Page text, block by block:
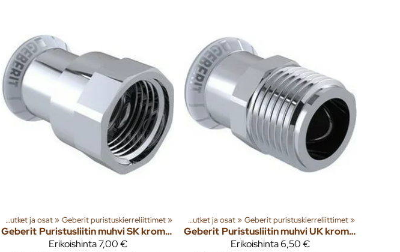
Kupariputket ja osat‪» Geberit puristuskierreliittimet‪»
Geberit
Puristusliitin muhvi SK kromattu CU Mapress 12mm x 1/2"
Erikoishinta7,00 €
‪»Lämmitysjärjestelmät ‪»Putket ja liittimet‪» Kupariputket ja osat‪» Geberit puristuskierreliittimet‪»
Geberit
Puristusliitin muhvi UK kromattu CU Mapress 12mm x 3/8"
Erikoishinta6,50 €